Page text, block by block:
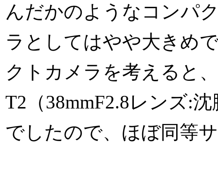
んだかのようなコンパ
ラとしてはやや大きめ
クトカメラを考えると
T2（38mmF2.8レンズ:
でしたので、ほぼ同等